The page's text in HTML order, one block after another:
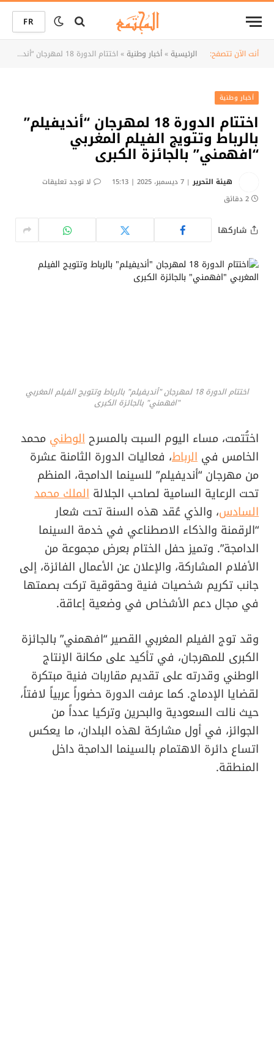
FR
أنت الآن تتصفح: الرئيسية»أخبار وطنية»اختتام الدورة 18 لمهرجان “أنديفيلم” بالرباط وتتويج الفيلم المغربي “افهمني” بالجائزة الكبرى
أخبار وطنية
اختتام الدورة 18 لمهرجان “أنديفيلم”
بالرباط وتتويج الفيلم المغربي
“افهمني” بالجائزة الكبرى
هيئة التحرير 7 ديسمبر، 2025 | 15:13
لا توجد تعليقات
2 دقائق
شاركها
اختتام الدورة 18 لمهرجان "أنديفيلم" بالرباط وتتويج الفيلم المغربي
"افهمني" بالجائزة الكبرى
اختُتمت، مساء اليوم السبت بالمسرحالوطني محمد
الخامس في الرباط، فعاليات الدورة الثامنة عشرة
من مهرجان “أنديفيلم” للسينما الدامجة، المنظم
تحت الرعاية السامية لصاحب الجلالة الملك محمد
السادس، والذي عُقد هذه السنة تحت شعار
“الرقمنة والذكاء الاصطناعي في خدمة السينما
الدامجة”. وتميز حفل الختام بعرض مجموعة من
الأفلام المشاركة، والإعلان عن الأعمال الفائزة، إلى
جانب تكريم شخصيات فنية وحقوقية تركت بصمتها
في مجال دعم الأشخاص في وضعية إعاقة.
وقد توج الفيلم المغربي القصير “افهمني” بالجائزة
الكبرى للمهرجان، في تأكيد على مكانة الإنتاج
الوطني وقدرته على تقديم مقاربات فنية مبتكرة
لقضايا الإدماج. كما عرفت الدورة حضوراً عربياً لافتاً،
حيث نالت السعودية والبحرين وتركيا عدداً من
الجوائز، في أول مشاركة لهذه البلدان، ما يعكس
اتساع دائرة الاهتمام بالسينما الدامجة داخل
المنطقة.